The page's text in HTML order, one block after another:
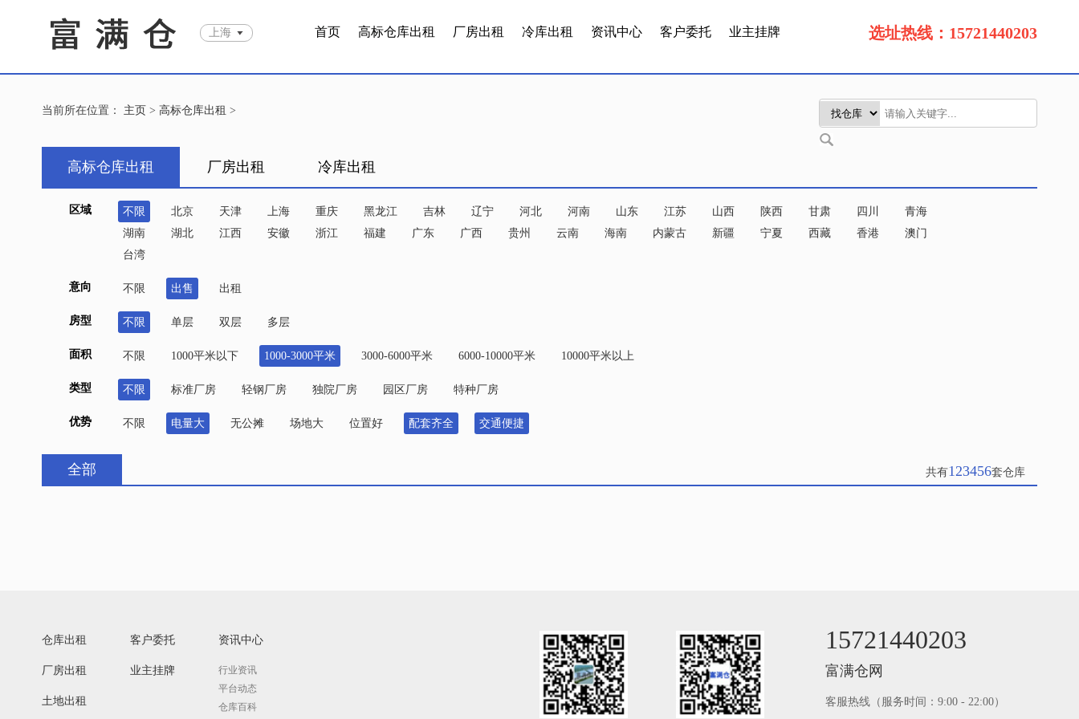
上海 首页 高标仓库出租 厂房出租 冷库出租 资讯中心 客户委托 业主挂牌 选址热线：15721440203
当前所在位置： 主页 > 高标仓库出租 >
高标仓库出租 厂房出租 冷库出租
区域 不限 北京 天津 上海 重庆 黑龙江 吉林 辽宁 河北 河南 山东 江苏 山西 陕西 甘肃 四川
青海
湖南
湖北 江西 安徽 浙江 福建 广东 广西 贵州 云南 海南 内蒙古 新疆 宁夏 西藏 香港
澳门
台湾
意向 不限 出售 出租
房型 不限 单层 双层 多层
面积 不限 1000平米以下 1000-3000平米 3000-6000平米 6000-10000平米 10000平米以上
类型 不限 标准厂房 轻钢厂房 独院厂房 园区厂房 特种厂房
优势 不限 电量大 无公摊 场地大 位置好 配套齐全 交通便捷
全部 共有123456套仓库
仓库出租
厂房出租
土地出租
客户委托
业主挂牌
资讯中心
行业资讯
平台动态
仓库百科
15721440203
富满仓网
客服热线（服务时间：9:00 - 22:00）